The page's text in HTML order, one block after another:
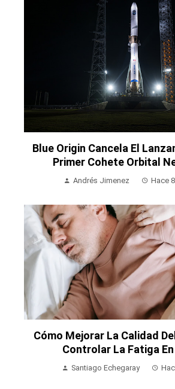
Blue Origin Cancela El
Primer Cohete Orbital
Andrés Jimenez Hace
Cómo Mejorar La Calidad
Controlar La Fatiga
Santiago Echegaray